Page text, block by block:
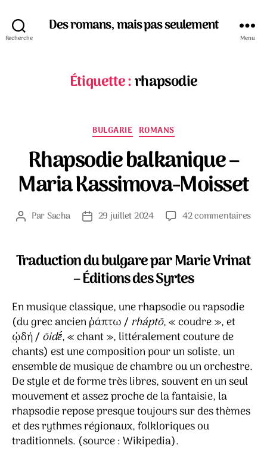
Recherche
Des romans, mais pas seulement
Menu
Étiquette :rhapsodie
Catégories
BULGARIE ROMANS
Rhapsodie balkanique –
Maria Kassimova-Moisset
Auteur
ParSacha
Date29 juillet 2024 42 commentairessur
–
Traduction du bulgare par Marie Vrinat
– Éditions des Syrtes
En musique classique, une rhapsodie ou rapsodie
(du grec ancien ῥάπτω /rháptō, « coudre », et
ᾠδή /ōidḗ, « chant », littéralement couture de
chants) est une composition pour un soliste, un
ensemble de musique de chambre ou un orchestre.
De style et de forme très libres, souvent en un seul
mouvement et assez proche de la fantaisie, la
rhapsodie repose presque toujours sur des thèmes
et des rythmes régionaux, folkloriques ou
traditionnels. (source : Wikipedia).